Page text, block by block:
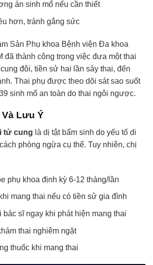
án sinh mổ nếu cần thiết
hơn, tránh gắng sức
Sản Phụ khoa Bệnh viện Đa khoa
đã thành công trong việc đưa một thai
đôi, tiền sử hai lần sảy thai, đến
Thai phụ được theo dõi sát sao suốt
sinh mổ an toàn do thai ngôi ngược.
Lưu Ý
tử cung là dị tật bẩm sinh do yếu tố di
phòng ngừa cụ thể. Tuy nhiên, chị
phụ khoa định kỳ 6-12 tháng/lần
mang thai nếu có tiền sử gia đình
sĩ ngay khi phát hiện mang thai
thai nghiêm ngặt
thuốc khi mang thai